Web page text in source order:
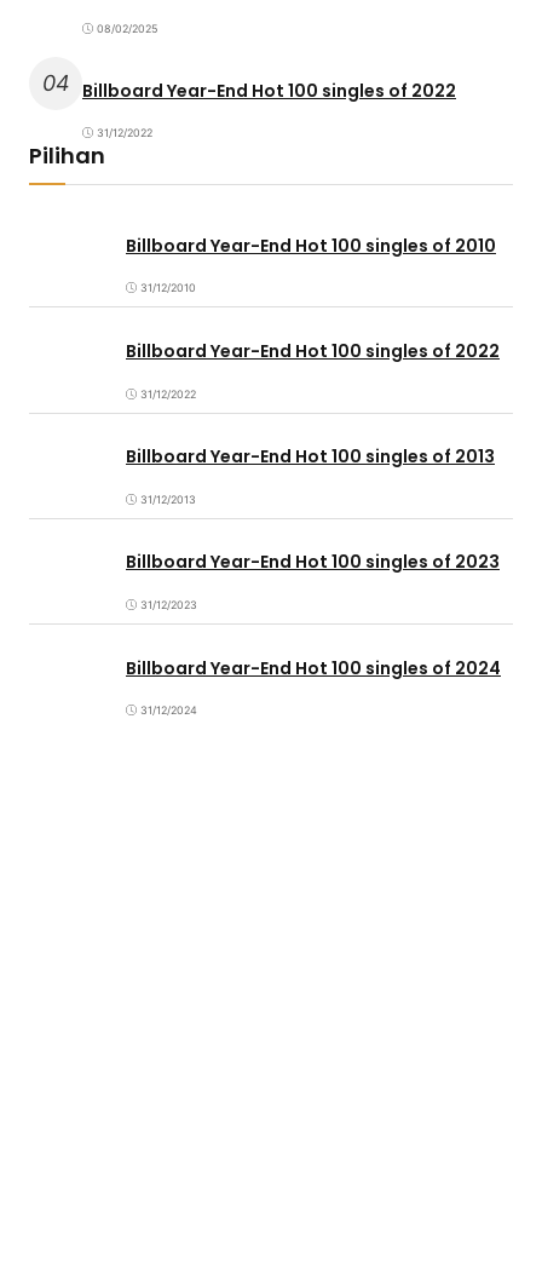
08/02/2025
04 Billboard Year-End Hot 100 singles of 2022
31/12/2022
Pilihan
Billboard Year-End Hot 100 singles of 2010
31/12/2010
Billboard Year-End Hot 100 singles of 2022
31/12/2022
Billboard Year-End Hot 100 singles of 2013
31/12/2013
Billboard Year-End Hot 100 singles of 2023
31/12/2023
Billboard Year-End Hot 100 singles of 2024
31/12/2024